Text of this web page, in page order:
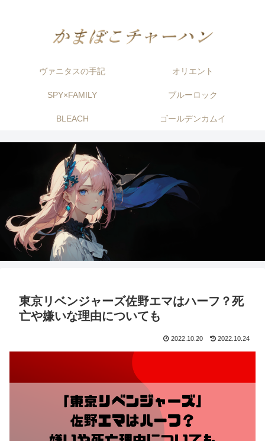
ヴァニタスの手記 オリエント
SPY×FAMILY ブルーロック
BLEACH ゴールデンカムイ
東京リベンジャーズ佐野エマはハーフ？死
亡や嫌いな理由についても
2022.10.20 2022.10.24